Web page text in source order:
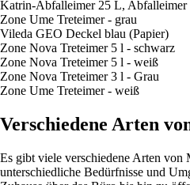
Katrin-Abfalleimer 25 L, Abfalleimer
Zone Ume Treteimer - grau
Vileda GEO Deckel blau (Papier)
Zone Nova Treteimer 5 l - schwarz
Zone Nova Treteimer 5 l - weiß
Zone Nova Treteimer 3 l - Grau
Zone Ume Treteimer - weiß
Verschiedene Arten
Es gibt viele verschiedene Arten von
unterschiedliche Bedürfnisse und